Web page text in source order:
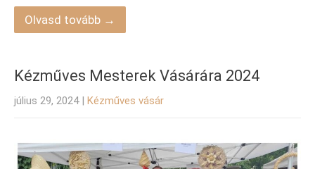
Olvasd tovább →
Kézműves Mesterek Vásárára 2024
július 29, 2024| Kézműves vásár